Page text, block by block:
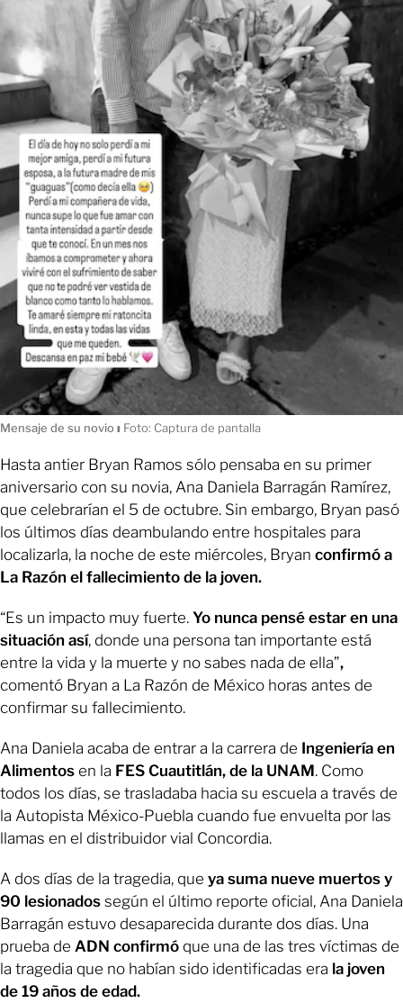
Mensaje de su novioı Foto: Captura de pantalla
Hasta antier Bryan Ramos sólo pensaba en su primer
aniversario con su novia, Ana Daniela Barragán Ramírez,
que celebrarían el 5 de octubre. Sin embargo, Bryan pasó
los últimos días deambulando entre hospitales para
localizarla, la noche de este miércoles, Bryan confirmó a
La Razón el fallecimiento de la joven.
“Es un impacto muy fuerte. Yo nunca pensé estar en una
situación así, donde una persona tan importante está
entre la vida y la muerte y no sabes nada de ella”,
comentó Bryan a La Razón de México horas antes de
confirmar su fallecimiento.
Ana Daniela acaba de entrar a la carrera de Ingeniería en
Alimentos en la FES Cuautitlán, de la UNAM. Como
todos los días, se trasladaba hacia su escuela a través de
la Autopista México-Puebla cuando fue envuelta por las
llamas en el distribuidor vial Concordia.
A dos días de la tragedia, que ya suma nueve muertos y
90 lesionados según el último reporte oficial, Ana Daniela
Barragán estuvo desaparecida durante dos días. Una
prueba de ADN confirmó que una de las tres víctimas de
la tragedia que no habían sido identificadas era la joven
de 19 años de edad.